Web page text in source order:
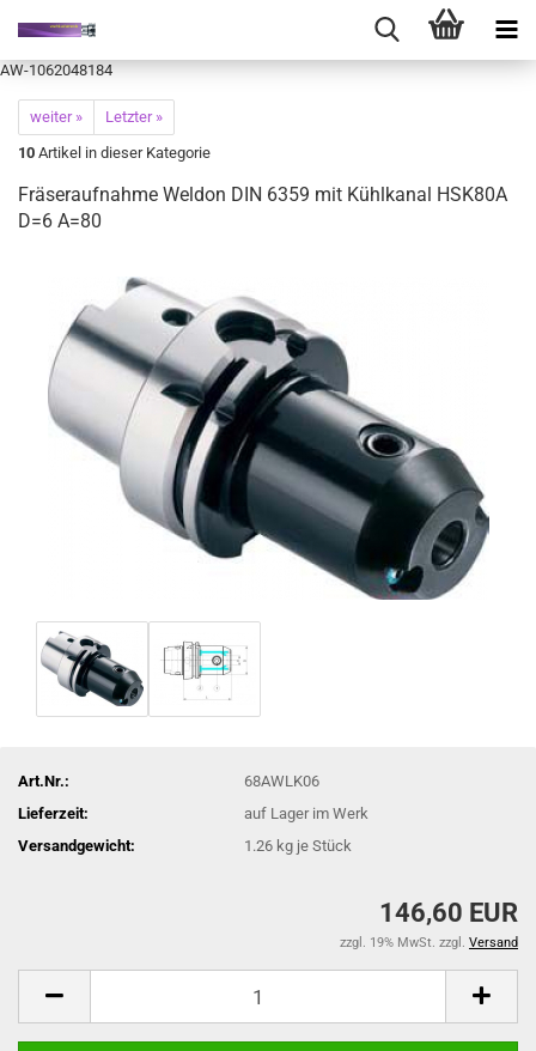
AW-1062048184
weiter »
Letzter »
10 Artikel in dieser Kategorie
Fräseraufnahme Weldon DIN 6359 mit Kühlkanal HSK80A
D=6 A=80
Art.Nr.:
68AWLK06
Lieferzeit:
auf Lager im Werk
Versandgewicht:
1.26 kg je Stück
146,60 EUR
zzgl. 19% MwSt. zzgl. Versand